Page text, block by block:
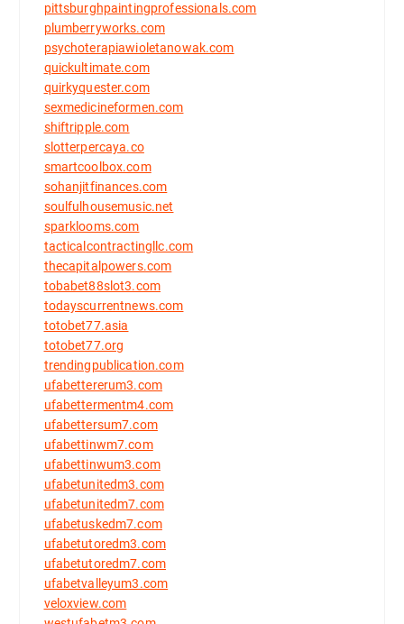
pittsburghpaintingprofessionals.com
plumberryworks.com
psychoterapiawioletanowak.com
quickultimate.com
quirkyquester.com
sexmedicineformen.com
shiftripple.com
slotterpercaya.co
smartcoolbox.com
sohanjitfinances.com
soulfulhousemusic.net
sparklooms.com
tacticalcontractingllc.com
thecapitalpowers.com
tobabet88slot3.com
todayscurrentnews.com
totobet77.asia
totobet77.org
trendingpublication.com
ufabettererum3.com
ufabettermentm4.com
ufabettersum7.com
ufabettinwm7.com
ufabettinwum3.com
ufabetunitedm3.com
ufabetunitedm7.com
ufabetuskedm7.com
ufabetutoredm3.com
ufabetutoredm7.com
ufabetvalleyum3.com
veloxview.com